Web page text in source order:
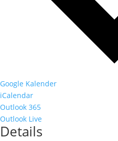
Google Kalender
iCalendar
Outlook 365
Outlook Live
Details